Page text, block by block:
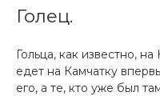
Голец.
Гольца, как известно,
едет на Камчатку
его, а те, кто уже был